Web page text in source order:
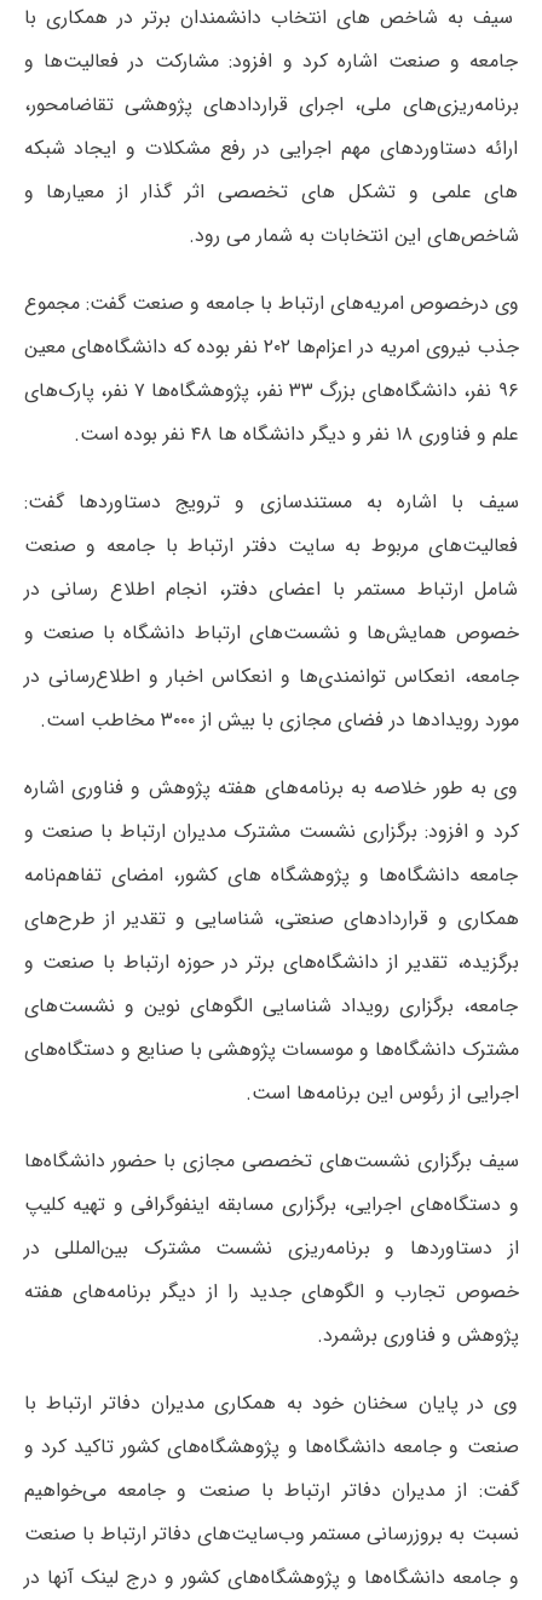
سیف به شاخص های انتخاب دانشمندان برتر در همکاری با
جامعه و صنعت اشاره کرد و افزود: مشارکت در فعالیت‌ها و
برنامه‌ریزی‌های ملی، اجرای قراردادهای پژوهشی تقاضامحور،
ارائه دستاوردهای مهم اجرایی در رفع مشکلات و ایجاد شبکه
های علمی و تشکل های تخصصی اثر گذار از معیارها و
شاخص‌های این انتخابات به شمار می رود.
وی درخصوص امریه‌های ارتباط با جامعه و صنعت گفت: مجموع
جذب نیروی امریه در اعزام‌ها ۲۰۲ نفر بوده که دانشگاه‌های معین
۹۶ نفر، دانشگاه‌های بزرگ ۳۳ نفر، پژوهشگاه‌ها ۷ نفر، پارک‌های
علم و فناوری ۱۸ نفر و دیگر دانشگاه ها ۴۸ نفر بوده است.
سیف با اشاره به مستندسازی و ترویج دستاوردها گفت:
فعالیت‌های مربوط به سایت دفتر ارتباط با جامعه و صنعت
شامل ارتباط مستمر با اعضای دفتر، انجام اطلاع رسانی در
خصوص همایش‌ها و نشست‌های ارتباط دانشگاه با صنعت و
جامعه، انعکاس توانمندی‌ها و انعکاس اخبار و اطلاع‌رسانی در
مورد رویدادها در فضای مجازی با بیش از ۳۰۰۰ مخاطب است.
وی به طور خلاصه به برنامه‌های هفته پژوهش و فناوری اشاره
کرد و افزود: برگزاری نشست مشترک مدیران ارتباط با صنعت و
جامعه دانشگاه‌ها و پژوهشگاه های کشور، امضای تفاهم‌نامه
همکاری و قراردادهای صنعتی، شناسایی و تقدیر از طرح‌های
برگزیده، تقدیر از دانشگاه‌های برتر در حوزه ارتباط با صنعت و
جامعه، برگزاری رویداد شناسایی الگوهای نوین و نشست‌های
مشترک دانشگاه‌ها و موسسات پژوهشی با صنایع و دستگاه‌های
اجرایی از رئوس این برنامه‌ها است.
سیف برگزاری نشست‌های تخصصی مجازی با حضور دانشگاه‌ها
و دستگاه‌های اجرایی، برگزاری مسابقه اینفوگرافی و تهیه کلیپ
از دستاوردها و برنامه‌ریزی نشست مشترک بین‌المللی در
خصوص تجارب و الگوهای جدید را از دیگر برنامه‌های هفته
پژوهش و فناوری برشمرد.
وی در پایان سخنان خود به همکاری مدیران دفاتر ارتباط با
صنعت و جامعه دانشگاه‌ها و پژوهشگاه‌های کشور تاکید کرد و
گفت: از مدیران دفاتر ارتباط با صنعت و جامعه می‌خواهیم
نسبت به بروزرسانی مستمر وب‌سایت‌های دفاتر ارتباط با صنعت
و جامعه دانشگاه‌ها و پژوهشگاه‌های کشور و درج لینک آنها در